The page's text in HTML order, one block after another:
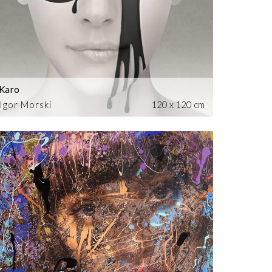
Morski
120 x 120 cm